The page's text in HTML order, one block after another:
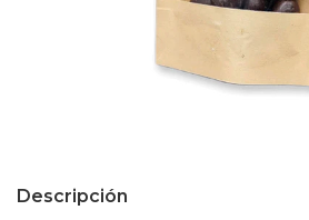
Descripción